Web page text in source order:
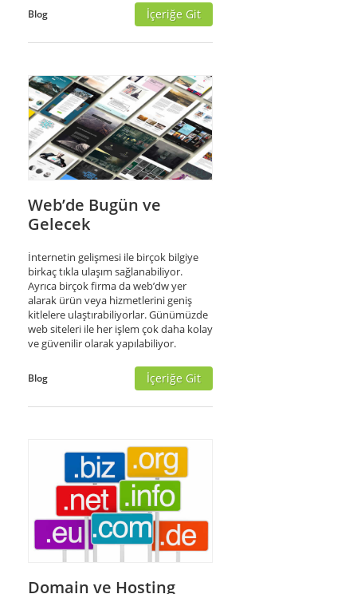
Blog İçeriğe Git
Web’de Bugün ve
Gelecek
İnternetin gelişmesi ile birçok bilgiye
birkaç tıkla ulaşım sağlanabiliyor.
Ayrıca birçok firma da web’dw yer
alarak ürün veya hizmetlerini geniş
kitlelere ulaştırabiliyorlar. Günümüzde
web siteleri ile her işlem çok daha kolay
ve güvenilir olarak yapılabiliyor.
Blog İçeriğe Git
Domain ve Hosting